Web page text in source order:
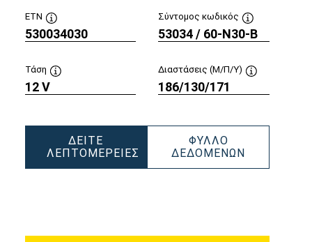
ETN
Συμβουλή
εργαλείου
530034030
Σύντομος κωδικός
Συμβουλή
εργαλείου
53034 / 60-N30-B
Τάση
εργαλείου
12 V
Διαστάσεις (Μ/Π/Υ)
εργαλείου
186/130/171
ΔΕΊΤΕ
ΛΕΠΤΟΜΈΡΕΙΕΣ
POWERSPORTS
ΦΎΛΛΟ
ΔΕΔΟΜΈΝΩΝ
SLI